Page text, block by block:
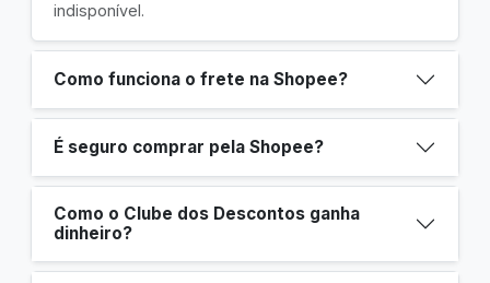
indisponível.
Como funciona o frete na Shopee?
É seguro comprar pela Shopee?
Como o Clube dos Descontos ganha
dinheiro?